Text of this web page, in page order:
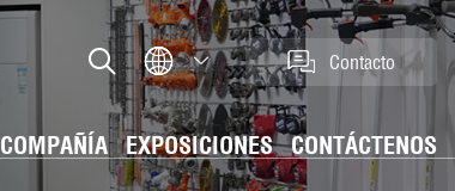
Contacto
COMPAÑÍA EXPOSICIONES CONTÁCTENOS